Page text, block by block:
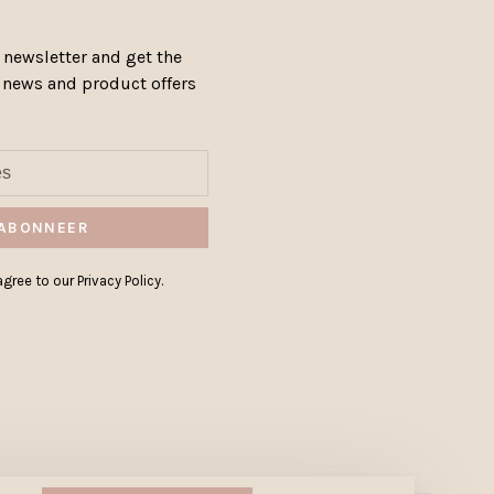
and get the
and product offers
to our Privacy Policy.